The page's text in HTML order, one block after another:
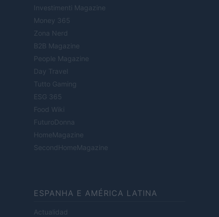
Investimenti Magazine
Money 365
Zona Nerd
B2B Magazine
People Magazine
Day Travel
Tutto Gaming
ESG 365
Food Wiki
FuturoDonna
HomeMagazine
SecondHomeMagazine
ESPANHA E AMÉRICA LATINA
Actualidad